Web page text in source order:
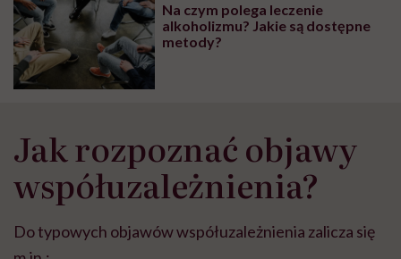
Na czym polega leczenie
alkoholizmu? Jakie są dostępne
metody?
Jak rozpoznać objawy
współuzależnienia?
Do typowych objawów współuzależnienia zalicza się